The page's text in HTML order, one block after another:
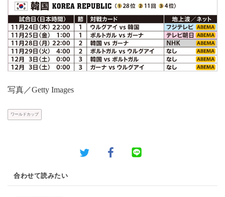
写真／Getty Images
ワールドカップ
合わせて読みたい